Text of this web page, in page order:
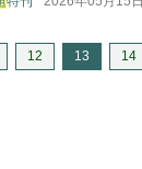
12 13 14